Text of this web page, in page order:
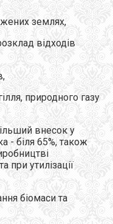
землях,
відходів
природного газу
внесок у
- біля 65%, також
при утилізації
біомаси та